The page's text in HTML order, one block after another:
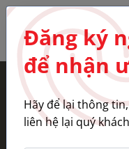
0
Đăng ký
để nhận
Hãy để lại thông tin,
liên hệ lại quý